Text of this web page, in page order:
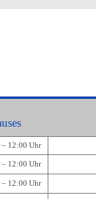
– 12:00 Uhr
– 12:00 Uhr
– 12:00 Uhr